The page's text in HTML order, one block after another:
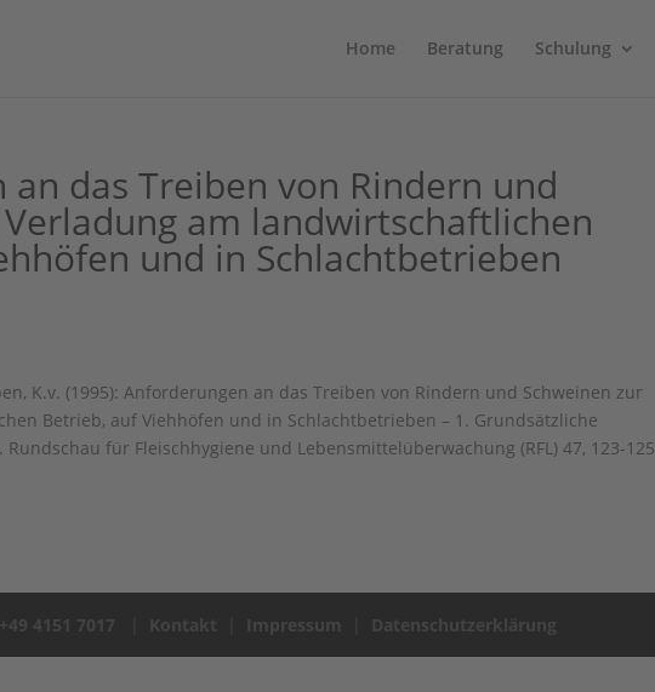
Home Beratung Schulung
das Treiben von Rindern und
am landwirtschaftlichen
und in Schlachtbetrieben
K.v. (1995): Anforderungen an das Treiben von Rindern und Schweinen zur
Betrieb, auf Viehhöfen und in Schlachtbetrieben – 1. Grundsätzliche
für Fleischhygiene und Lebensmittelüberwachung (RFL) 47, 123-125
4151 7017 Kontakt Impressum Datenschutzerklärung